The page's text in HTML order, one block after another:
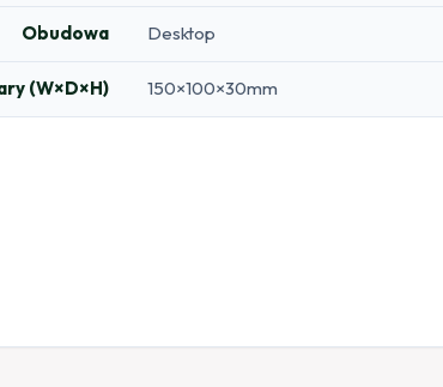
Obudowa Desktop
(W×D×H) 150×100×30mm